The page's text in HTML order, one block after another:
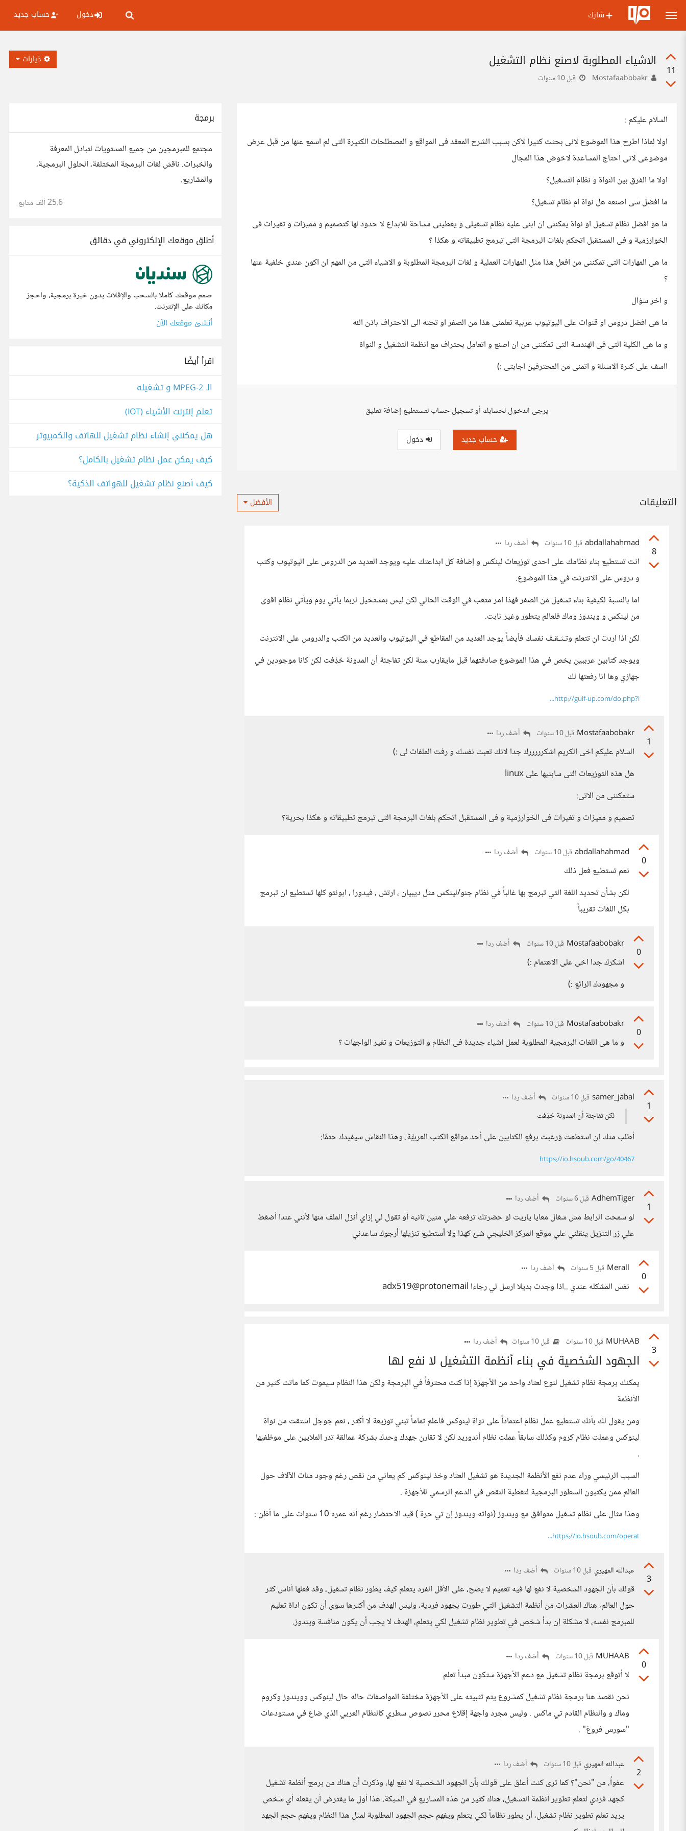
شارك دخول حساب جديد
11
الاشياء المطلوبة لاصنع نظام التشغيل
قبل 10 سنوات
خيارات
السلام عليكم :
اولا لماذا اطرح هذا الموضوع لانى بحثت كثيرا لاكن بسبب الشرح المعقد فى المواقع و المصطلحات الكثيرة التى لم اسمع عنها من قبل عرض
موضوعى لانى احتاج المساعدة لاخوض هذا المجال
اولا ما الفرق بين النواة و نظام التشغيل؟
ما افضل شى اصنعه هل نواة ام نظام تشغيل؟
ما هو افضل نظام تشغيل او نواة يمكننى ان ابنى عليه نظام تشغيلى و يعطينى مساحة للابداع لا حدود لها كتصميم و مميزات و تغيرات فى
الخوارزمية و فى المستقبل اتحكم بلغات البرمجة التى تبرمج تطبيقاته و هكذا ؟
ما هى المهارات التى تمكننى من افعل هذا مثل المهارات العملية و لغات البرمجة المطلوبة و الاشياء التى من المهم ان اكون عندى خلفية عنها
؟
و اخر سؤال
ما هى افضل دروس او قنوات على اليوتيوب عربية تعلمنى هذا من الصفر او تحته الى الاحتراف باذن الله
و ما هى الكلية التى فى الهندسة التى تمكننى من ان اصنع و اتعامل بحتراف مع انظمة التشغيل و النواة
ااسف على كثرة الاسئلة و اتمنى من المحترفين اجابتى :)
يرجى الدخول لحسابك أو تسجيل حساب لتستطيع إضافة تعليق
حساب جديد دخول
التعليقات الأفضل
8
abdallahahmad قبل 10 سنوات أضف ردا
انت تستطيع بناء نظامك على احدى توزيعات لينكس و إضافة كل ابداعتك عليه ويوجد العديد من الدروس على اليوتيوب وكتب
و دروس على الانترنت في هذا الموضوع.
اما بالنسبة لكيفية بناء تشغيل من الصفر فهذا امر متعب في الوقت الحالي لكن ليس بمستحيل لربما يأتي يوم ويأتي نظام اقوى
من لينكس و ويندوز وماك فلعالم يتطور وغير ثابت.
لكن اذا اردت ان تتعلم وتـثـقـف نفسك فأيضاً يوجد العديد من المقاطع في اليوتيوب والعديد من الكتب والدروس على الانترنت
ويوجد كتابين عرببين يخص في هذا الموضوع صادفتهما قبل مايقارب سنة لكن تفاجئة أن المدونة حُذِفت لكن كانا موجودين في
جهازي وها انا رفعتها لك
http://gulf-up.com/do.php?i...
1
Mostafaabobakr قبل 10 سنوات أضف ردا
السلام عليكم اخى الكريم اشكرررررك جدا لانك تعبت نفسك و رفت الملفات لى :)
هل هذه التوزيعات التى سابنيها على linux
ستمكننى من الاتى:
تصميم و مميزات و تغيرات فى الخوارزمية و فى المستقبل اتحكم بلغات البرمجة التى تبرمج تطبيقاته و هكذا بحرية؟
0
abdallahahmad قبل 10 سنوات أضف ردا
نعم تستطيع فعل ذلك
لكن بشأن تحديد اللغة التي تبرمج بها غالباً في نظام جنو/لينكس مثل ديبيان ، ارتش ، فيدورا ، ابونتو كلها تستطيع ان تبرمج
بكل اللغات تقريباً
0
Mostafaabobakr قبل 10 سنوات أضف ردا
اشكرك جدا اخى على الاهتمام :)
و مجهودك الرائع :)
0
Mostafaabobakr قبل 10 سنوات أضف ردا
و ما هى اللغات البرمجية المطلوبة لعمل اشياء جديدة فى النظام و التوزيعات و تغير الواجهات ؟
1
samer_jabal قبل 10 سنوات
أضف ردا
لكن تفاجئة أن المدونة حُذِفت
أطلب منك إن استطعت وَرغبت برفع الكتابين على أحد مواقع الكتب العربيَّة. وهذا النقاش سيفيدك حتمًا:
https://io.hsoub.com/go/40467
1
AdhemTiger قبل 6 سنوات أضف ردا
لو سمحت الرابط مش شغال معايا ياريت لو حضرتك ترفعه علي منين تانيه أو تقول لي إزاي أنزل الملف منها لأنني عندا أضغط
علي زر التنزيل ينقلني علي موقع المركز الخليجي شئ كهذا ولا أستطيع تنزيلها أرجوك ساعدني
0
Merall قبل 5 سنوات أضف ردا
نفس المشكله عندي ..اذا وجدت بديلا ارسل لي رجاءا adx519@protonemail
3
MUHAAB قبل 10 سنوات قبل 10 سنوات أضف ردا
الجهود الشخصية في بناء أنظمة التشغيل لا نفع لها
يمكنك برمجة نظام تشغيل لنوع لعتاد واحد من اﻷجهزة إذا كنت محترفاً في البرمجة ولكن هذا النظام سيموت كما ماتت كثير من
اﻷنظمة
ومن يقول لك بأنك تستطيع عمل نظام اعتماداً على نواة لينوكس فاعلم تماماً تبني توزيعة لا أكثر ، نعم جوجل اشتقت من نواة
لينوكس وعملت نظام كروم وكذلك سابقاً عملت نظام أندوريد لكن لا تقارن جهدك وحدك بشركة عمالقة تدر الملايين على موظفيها
.
السبب الرئيسي وراء عدم نفع اﻷنظمة الجديدة هو تشغيل العتاد وخذ لينوكس كم يعاني من نقص رغم وجود مئات اﻵلاف حول
العالم ممن يكتبون السطور البرمجية لتغطية النقص في الدعم الرسمي للأجهزة .
وهذا مثال على نظام تشغيل متوافق مع ويندوز (نواته ويندوز إن تي حرة ) قيد الاحتضار رغم أنه عمره 10 سنوات على ما أظن :
https://io.hsoub.com/operat...
3
عبدالله المهيري قبل 10 سنوات أضف ردا
قولك بأن الجهود الشخصية لا نفع لها فيه تعميم لا يصح، على الأقل الفرد يتعلم كيف يطور نظام تشغيل، وقد فعلها أناس كثر
حول العالم، هناك العشرات من أنظمة التشغيل التي طورت بجهود فردية، وليس الهدف من أكثرها سوى أن تكون اداة تعليم
للمبرمج نفسه، لا مشكلة إن بدأ شخص في تطوير نظام تشغيل لكي يتعلم، الهدف لا يجب أن يكون منافسة ويندوز.
0
MUHAAB قبل 10 سنوات أضف ردا
لا أتوقع برمجة نظام تشغيل مع دعم اﻷجهزة ستكون مبدأ تعلم
نحن نقصد هنا برمجة نظام تشغيل كمشروع يتم تثبيته على اﻷجهزة مختلفة المواصفات حاله حال لينوكس وويندوز وكروم
وماك و والنظام القادم تي ماكس . وليس مجرد واجهة إقلاع محرر نصوص سطري كالنظام العربي الذي ضاع في مستودعات
"سورس فروغ" .
2
عبدالله المهيري قبل 10 سنوات أضف ردا
عفواً، من "نحن"؟ كما ترى كنت أعلق على قولك بأن الجهود الشخصية لا نفع لها، وذكرت أن هناك من برمج أنظمة تشغيل
كجهد فردي لتعلم تطوير أنظمة التشغيل، هناك كثير من هذه المشاريع في الشبكة، هذا أول ما يفترض أن يفعله أي شخص
يريد تعلم تطوير نظام تشغيل، أن يطور نظاماً لكي يتعلم ويفهم حجم الجهود المطلوبة لمثل هذا النظام ويفهم حجم الجهد
برمجة
مجتمع للمبرمجين من جميع المستويات لتبادل المعرفة
والخبرات. ناقش لغات البرمجة المختلفة، الحلول البرمجية،
والمشاريع.
25.6 ألف متابع
أطلق موقعك الإلكتروني في دقائق
صمم موقعك كاملا بالسحب والإفلات بدون خبرة برمجية، واحجز
مكانك على الإنترنت.
أنشئ موقعك الآن
اقرأ أيضًا
الـ MPEG-2 و تشغيله
تعلم إنترنت الأشياء (IOT)
هل يمكنني إنشاء نظام تشغيل للهاتف والكمبيوتر
كيف يمكن عمل نظام تشغيل بالكامل؟
كيف أصنع نظام تشغيل للهواتف الذكية؟